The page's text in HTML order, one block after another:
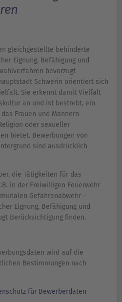
gleichgestellte behinderte
Eignung, Befähigung und
bevorzugt
Schwerin orientiert sich
Sie erkennt damit Vielfalt
an und ist bestrebt, ein
Frauen und Männern
oder sexueller
bietet. Bewerbungen von
sind ausdrücklich
die Tätigkeiten für das
in der Freiwilligen Feuerwehr
Gefahrenabwehr –
Eignung, Befähigung und
Berücksichtigung finden.
wird auf die
Bestimmungen nach
für Bewerberdaten